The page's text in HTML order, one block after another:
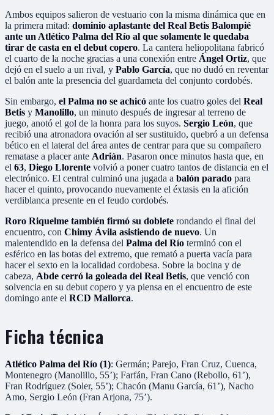
Ambos equipos salieron de vestuario con la misma dinámica que en
la primera mitad: dominio aplastante del Real Betis Balompié
ante un Atlético Palma del Río al que solamente le quedaba
tirar de casta en el debut copero. La cantera heliopolitana fabricó
el cuarto de la noche gracias a una conexión entre Ángel Ortiz, que
dejó en el suelo a un rival, y Pablo García, que no dudó en reventar
el balón ante la presencia del guardameta del conjunto cordobés.
Sin embargo, el Palma no se achicó ante los cuatro goles del Real
Betis y Manolillo, un minuto después de ingresar al terreno de
juego, anotó el gol de la honra para los suyos. Sergio León, que
recibió una atronadora ovación al ser sustituido, quebró a un defensa
bético en el lateral del área antes de centrar para que su compañero
rematase a placer ante Adrián. Pasaron once minutos hasta que, en
el 63, Diego Llorente volvió a poner cuatro tantos de distancia en el
electrónico. El central culminó una jugada a balón parado para
hacer el quinto, provocando nuevamente el éxtasis en la afición
verdiblanca presente en el feudo cordobés.
Roro Riquelme también firmó su doblete rondando el final del
encuentro, con Chimy Ávila asistiendo de nuevo. Un
malentendido en la defensa del Palma del Río terminó con el
esférico en las botas del extremo, que remató a puerta vacía para
hacer el sexto en la localidad cordobesa. Sobre la bocina y de
cabeza, Abde cerró la goleada del Real Betis, que venció con
solvencia en su debut copero y ya piensa en el encuentro de este
domingo ante el RCD Mallorca.
Ficha técnica
Atlético Palma del Río (1): Germán; Parejo, Fran Cruz, Cuenca,
Montenegro (Manolillo, 55’); Farfán, Fran Cano (Rebollo, 61’),
Fran Rodríguez (Soler, 55’); Chacón (Manu García, 61’), Nacho
Amo, Sergio León (Fran Arjona, 75’).